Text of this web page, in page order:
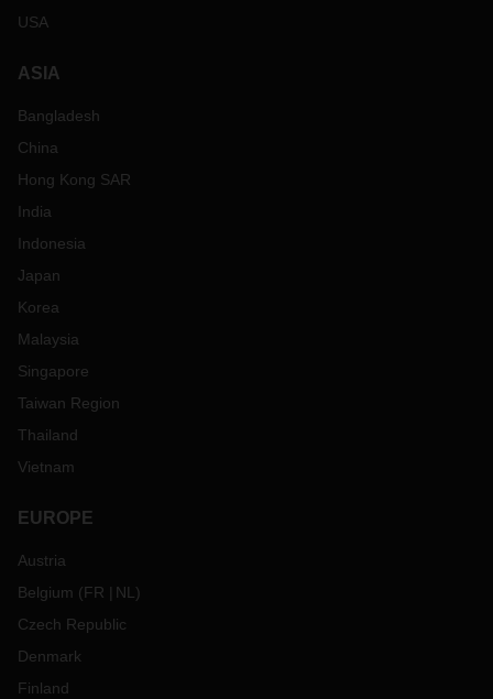
USA
ASIA
Bangladesh
China
Hong Kong SAR
India
Indonesia
Japan
Korea
Malaysia
Singapore
Taiwan Region
Thailand
Vietnam
EUROPE
Austria
Belgium (FR NL )
Czech Republic
Denmark
Finland